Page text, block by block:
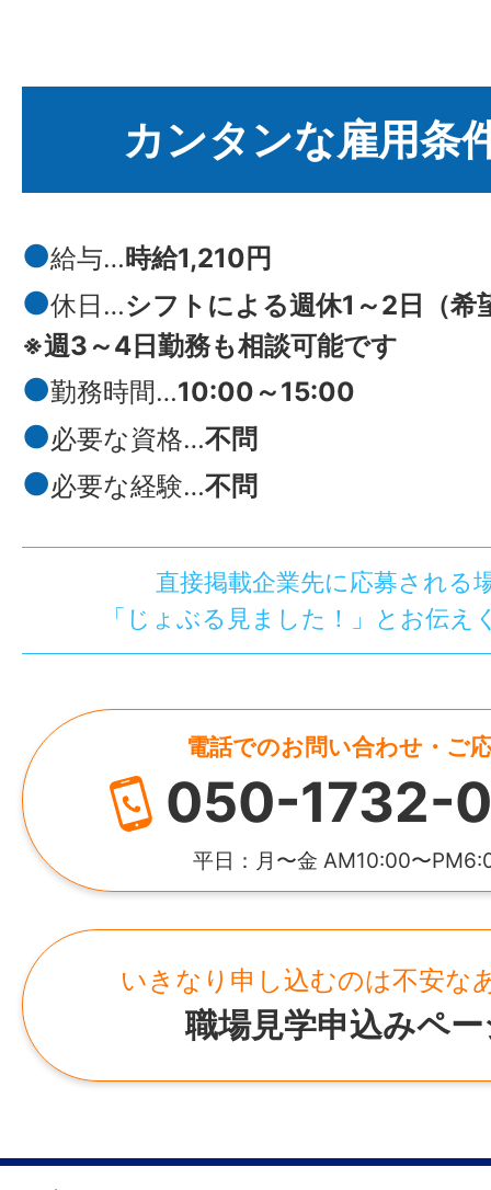
カンタンな雇用条
●給与…時給1,210円
●休日…シフトによる週休1～2日（希
※週3～4日勤務も相談可能です
●勤務時間…10:00～15:00
●必要な資格…不問
●必要な経験…不問
直接掲載企業先に応募される
「じょぶる見ました！」とお伝え
電話でのお問い合わせ・ご
050-1732-
平日：月〜金 AM10:00〜
いきなり申し込むのは不安な
職場見学申込みペ